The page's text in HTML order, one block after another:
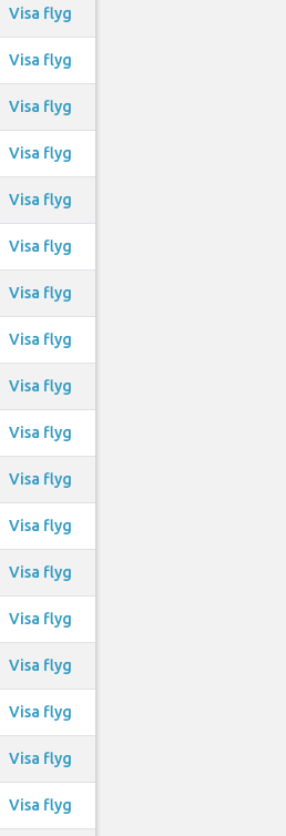
Visa flyg
Visa flyg
Visa flyg
Visa flyg
Visa flyg
Visa flyg
Visa flyg
Visa flyg
Visa flyg
Visa flyg
Visa flyg
Visa flyg
Visa flyg
Visa flyg
Visa flyg
Visa flyg
Visa flyg
Visa flyg